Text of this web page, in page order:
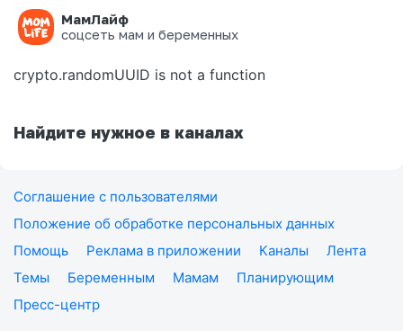
МамЛайф
соцсеть мам и беременных
Ошибка на странице
crypto.randomUUID is not a function
Найдите нужное в каналах
Соглашение с пользователями
Положение об обработке персональных данных
Помощь
Реклама в приложении Каналы
Лента
Темы
Беременным Мамам
Планирующим
Пресс-центр